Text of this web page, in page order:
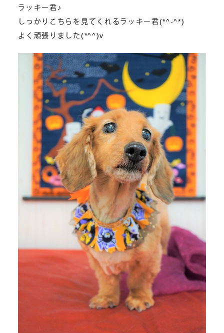
ラッキー君♪
しっかりこちらを見てくれるラッキー君(*^-^*)
よく頑張りました(*^^)v